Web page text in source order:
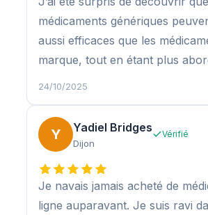
médicaments génériques
aussi efficaces que les
marque, tout en étant plus
24/10/2025
Y Yadiel Bridges
Dijon
Vérifié
Je navais jamais acheté de
ligne auparavant. Je suis ravi